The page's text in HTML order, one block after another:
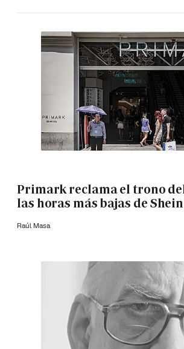
Primark reclama el trono
las horas más bajas de
Raúl Masa